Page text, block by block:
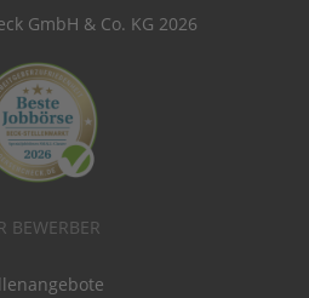
GmbH & Co. KG 2026
BEWERBER